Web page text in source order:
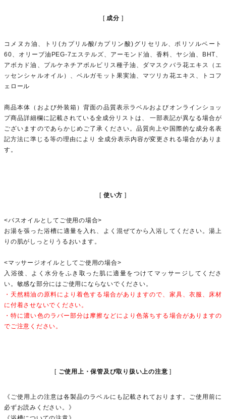
成分
コメヌカ油、トリ(カプリル酸/カプリン酸)グリセリル、ポリソルベート
60、オリーブ油PEG-7エステルズ、アーモンド油、香料、ヤシ油、BHT、
アボカド油、プルケネチアボルビリス種子油、ダマスクバラ花エキス（エ
ッセンシャルオイル）、ベルガモット果実油、マツリカ花エキス、トコフ
ェロール
商品本体（および外装箱）背面の品質表示ラベルおよびオンラインショッ
プ商品詳細欄に記載されている全成分リストは、 一部表記が異なる場合が
ございますのであらかじめご了承ください。品質向上や国際的な成分名表
記方法に準じる等の理由により 全成分表示内容が変更される場合がありま
す。
使い方
<バスオイルとしてご使用の場合>
お湯を張った浴槽に適量を入れ、よく混ぜてから入浴してください。湯上
りの肌がしっとりうるおいます。
<マッサージオイルとしてご使用の場合>
入浴後、よく水分をふき取った肌に適量をつけてマッサージしてくださ
い。敏感な部分にはご使用にならないでください。
・天然精油の原料により着色する場合がありますので、家具、衣服、床材
に付着させないでください。
・特に濃い色のラバー部分は摩擦などにより色落ちする場合がありますの
でご注意ください。
ご使用上・保管及び取り扱い上の注意
《ご使用上の注意は各製品のラベルにも記載されております。ご使用前に
必ずお読みください。》